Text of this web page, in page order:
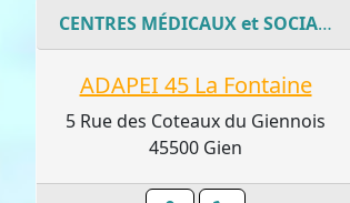
CENTRES MÉDICAUX et SOCIAUX
ADAPEI 45 La Fontaine
5 Rue des Coteaux du Giennois
45500 Gien